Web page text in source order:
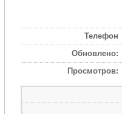
Телефон
Обновлено:
Просмотров: